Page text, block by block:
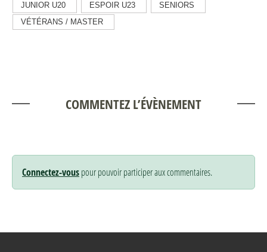
JUNIOR U20
ESPOIR U23
SENIORS
VÉTÉRANS / MASTER
COMMENTEZ L’ÉVÈNEMENT
Connectez-vouspour pouvoir participer aux commentaires.